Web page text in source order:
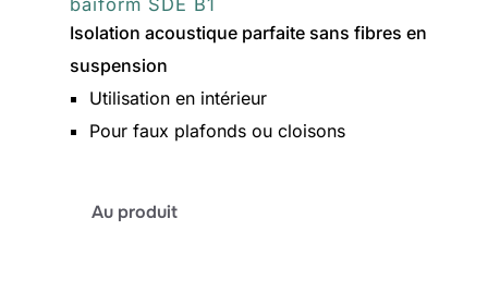
baiform SDE B1
Isolation acoustique parfaite sans fibres en
suspension
Utilisation en intérieur
Pour faux plafonds ou cloisons
Au produit: